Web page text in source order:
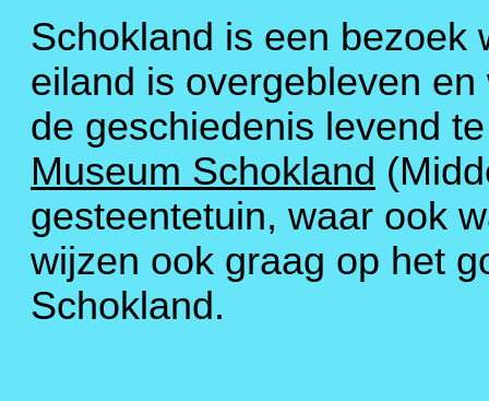
Schokland is een bezoek
eiland is overgebleven
de geschiedenis levend
Museum Schokland
gesteentetuin, waar ook
wijzen ook graag op het
Schokland.